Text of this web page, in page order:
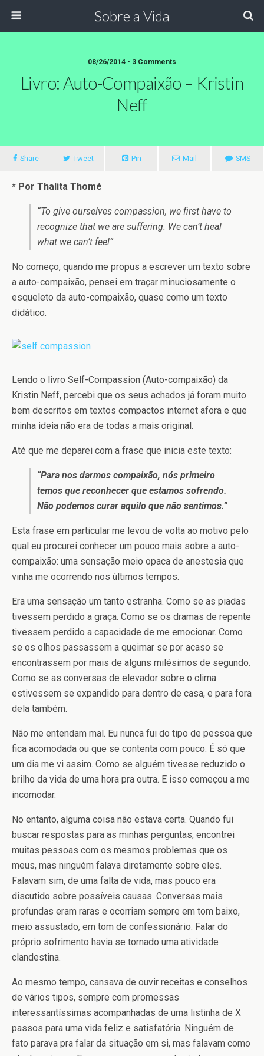
Sobre a Vida
08/26/2014 • 3 Comments
Livro: Auto-Compaixão – Kristin
Neff
Share Tweet Pin Mail SMS
* Por Thalita Thomé
“To give ourselves compassion, we first have to
recognize that we are suffering. We can’t heal
what we can’t feel”
No começo, quando me propus a escrever um texto sobre
a auto-compaixão, pensei em traçar minuciosamente o
esqueleto da auto-compaixão, quase como um texto
didático.
Lendo o livro Self-Compassion (Auto-compaixão) da
Kristin Neff, percebi que os seus achados já foram muito
bem descritos em textos compactos internet afora e que
minha ideia não era de todas a mais original.
Até que me deparei com a frase que inicia este texto:
“Para nos darmos compaixão, nós primeiro
temos que reconhecer que estamos sofrendo.
Não podemos curar aquilo que não sentimos.”
Esta frase em particular me levou de volta ao motivo pelo
qual eu procurei conhecer um pouco mais sobre a auto-
compaixão: uma sensação meio opaca de anestesia que
vinha me ocorrendo nos últimos tempos.
Era uma sensação um tanto estranha. Como se as piadas
tivessem perdido a graça. Como se os dramas de repente
tivessem perdido a capacidade de me emocionar. Como
se os olhos passassem a queimar se por acaso se
encontrassem por mais de alguns milésimos de segundo.
Como se as conversas de elevador sobre o clima
estivessem se expandido para dentro de casa, e para fora
dela também.
Não me entendam mal. Eu nunca fui do tipo de pessoa que
fica acomodada ou que se contenta com pouco. É só que
um dia me vi assim. Como se alguém tivesse reduzido o
brilho da vida de uma hora pra outra. E isso começou a me
incomodar.
No entanto, alguma coisa não estava certa. Quando fui
buscar respostas para as minhas perguntas, encontrei
muitas pessoas com os mesmos problemas que os
meus, mas ninguém falava diretamente sobre eles.
Falavam sim, de uma falta de vida, mas pouco era
discutido sobre possíveis causas. Conversas mais
profundas eram raras e ocorriam sempre em tom baixo,
meio assustado, em tom de confessionário. Falar do
próprio sofrimento havia se tornado uma atividade
clandestina.
Ao mesmo tempo, cansava de ouvir receitas e conselhos
de vários tipos, sempre com promessas
interessantíssimas acompanhadas de uma listinha de X
passos para uma vida feliz e satisfatória. Ninguém de
fato parava pra falar da situação em si, mas falavam como